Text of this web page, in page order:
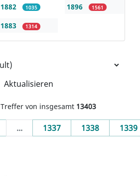
1882 1035
1883 1314
1896 1561
Aktualisieren
Treffer von insgesamt 13403
... 1337 1338 1339